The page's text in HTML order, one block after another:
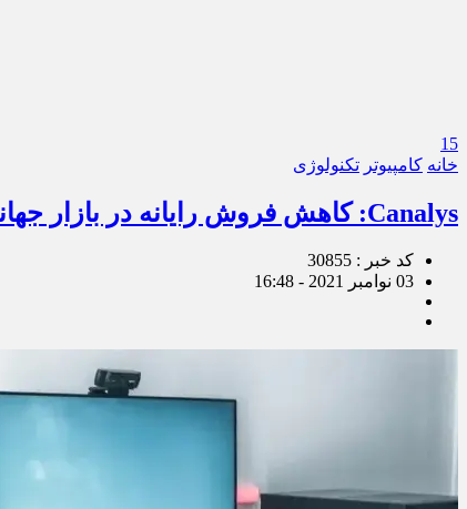
15
خانه کامپیوتر تکنولوژی
Canalys: کاهش فروش رایانه در بازار جهانی همچنان ادامه خواهد داشت
کد خبر : 30855
03 نوامبر 2021 - 16:48